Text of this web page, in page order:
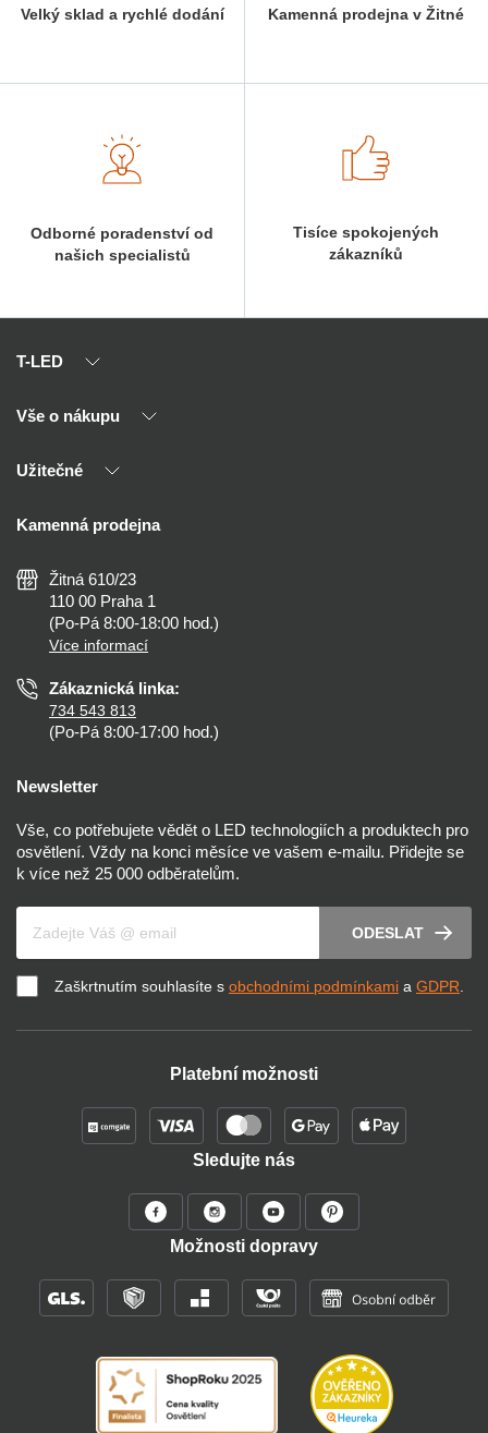
Velký sklad a rychlé dodání Kamenná prodejna v Žitné
Odborné poradenství od
našich specialistů
Tisíce spokojených
zákazníků
T-LED
O nás
Kontakty
Vše o nákupu
Výhody T-LED
Montáž
Nejčastější dotazy
Než koupíte
Osvětlení dle místnosti
Užitečné
Reklamace a vrácení
Zásady ochrany soukromí
Nastavení cookies
Prohlášení o přístupnosti
Kamenná prodejna
Žitná 610/23
110 00 Praha 1
(Po-Pá 8:00-18:00 hod.)
Více informací
Zákaznická linka:
734 543 813
(Po-Pá 8:00-17:00 hod.)
Newsletter
Vše, co potřebujete vědět o LED technologiích a produktech pro
osvětlení. Vždy na konci měsíce ve vašem e-mailu. Přidejte se
k více než 25 000 odběratelům.
ODESLAT
Zaškrtnutím souhlasíte s obchodními podmínkami a GDPR
Platební možnosti
Sledujte nás
Možnosti dopravy